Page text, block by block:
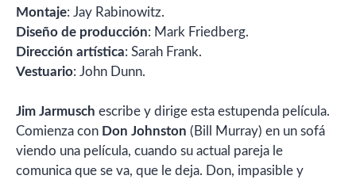
Montaje: Jay Rabinowitz.
Diseño de producción: Mark Friedberg.
Dirección artística: Sarah Frank.
Vestuario: John Dunn.
Jim Jarmusch escribe y dirige esta estupenda película.
Comienza con Don Johnston (Bill Murray) en un sofá
viendo una película, cuando su actual pareja le
comunica que se va, que le deja. Don, impasible y